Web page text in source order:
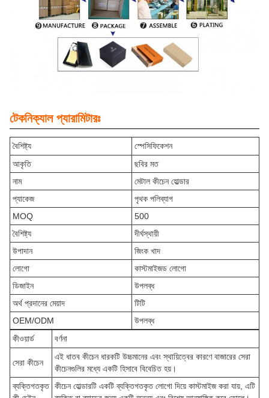
টেকনিক্যাল প্যারামিটারঃ
বৈশিষ্ট্য
স্পেসিফিকেশন
আকৃতি
ছবির মত
নাম
মেটাল কীচেন হোল্ডার
প্যাকেজ
পৃথক পলিব্যাগ
MOQ
500
বৈশিষ্ট্য
দীর্ঘস্থায়ী
উপাদান
জিংক খাদ
লোগো
কাস্টমাইজড লোগো
ডিজাইন
উপলব্ধ
অর্থ প্রদানের মেয়াদ
টিটি
OEM/ODM
উপলব্ধ
কীওয়ার্ড
বর্ণনা
সেরা কীচেন
এই ধাতব কীচেন ধারকটি উচ্চমানের এবং স্থায়িত্বের কারণে বাজারের সেরা
কীচেনগুলির মধ্যে একটি হিসাবে বিবেচিত হয়।
ব্যক্তিগতকৃত কীচেন হোল্ডারটি একটি ব্যক্তিগতকৃত লোগো দিয়ে কাস্টমাইজ করা যায়, এটি